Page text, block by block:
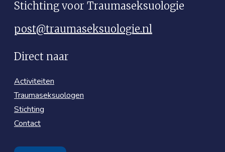
Stichting voor Traumaseksuologie
post@traumaseksuologie.nl
Direct naar
Activiteiten
Traumaseksuologen
Stichting
Contact